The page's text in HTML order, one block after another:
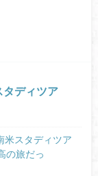
タディツア
米スタディツア
の旅だっ